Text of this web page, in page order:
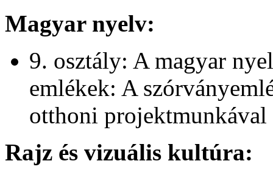
Magyar nyelv:
9. osztály: A magyar
emlékek: A
otthoni projektmunkával
Rajz és vizuális kultúra: